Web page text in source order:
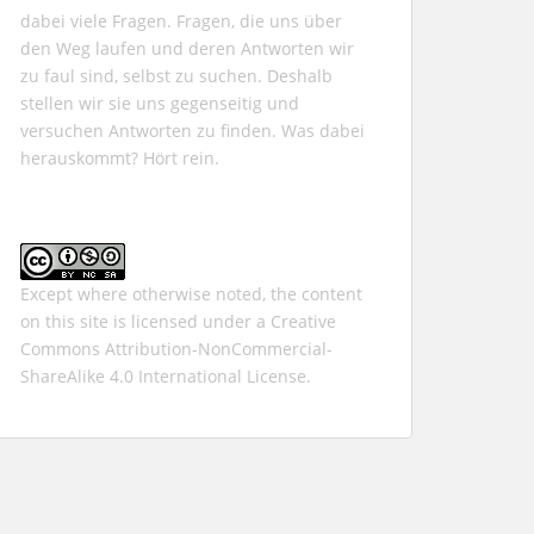
dabei viele Fragen. Fragen, die uns über
den Weg laufen und deren Antworten wir
zu faul sind, selbst zu suchen. Deshalb
stellen wir sie uns gegenseitig und
versuchen Antworten zu finden. Was dabei
herauskommt? Hört rein.
Except where otherwise noted, the content
on this site is licensed under a Creative
Commons Attribution-NonCommercial-
ShareAlike 4.0 International License.